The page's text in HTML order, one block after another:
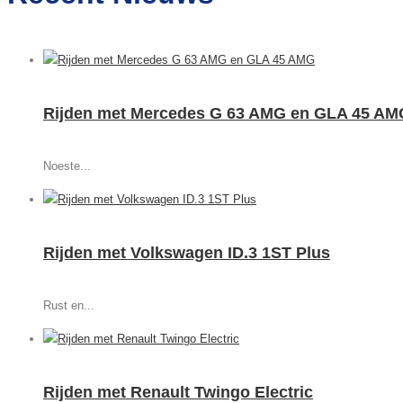
Rijden met Mercedes G 63 AMG en GLA 45
Noeste...
Rijden met Volkswagen ID.3 1ST Plus
Rust en...
Rijden met Renault Twingo Electric